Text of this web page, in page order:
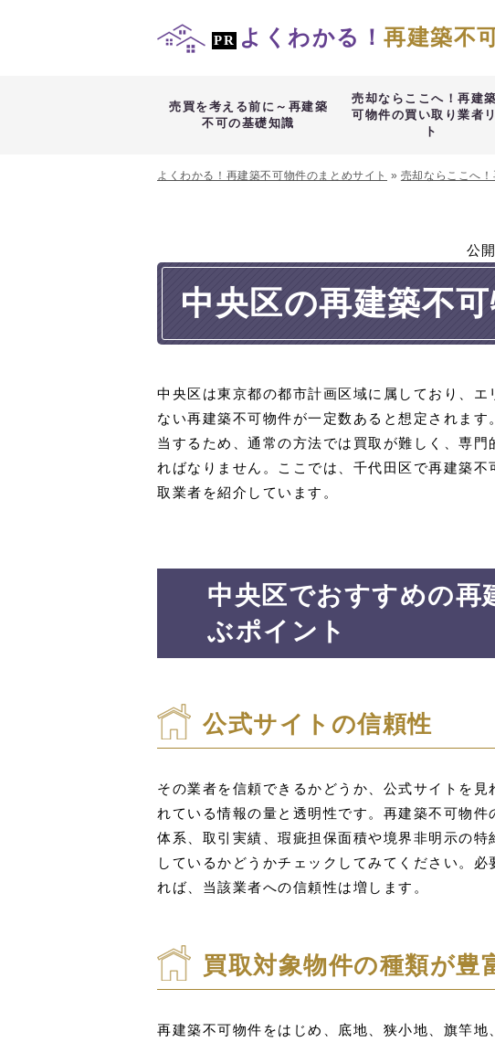
よくわかる！ 再建築不
売買を考える前に～再建築
不可の基礎知識
売却ならここへ！再建
可物件の買い取り業者
ト
よくわかる！再建築不可物件のまとめサイト » 売却ならここへ
公
中央区の再建築不
中央区は東京都の都市計画区域に属しており、
ない再建築不可物件が一定数あると想定されま
当するため、通常の方法では買取が難しく、専
ればなりません。ここでは、千代田区で再建築
取業者を紹介しています。
中央区でおすすめの再
ぶポイント
公式サイトの信頼性
その業者を信頼できるかどうか、公式サイトを
れている情報の量と透明性です。再建築不可物
体系、取引実績、瑕疵担保面積や境界非明示の
しているかどうかチェックしてみてください。
れば、当該業者への信頼性は増します。
買取対象物件の種類が豊
再建築不可物件をはじめ、底地、狭小地、旗竿